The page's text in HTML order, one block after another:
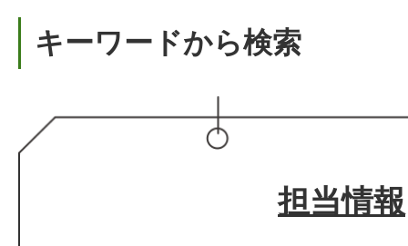
キーワードから検索
担当情報